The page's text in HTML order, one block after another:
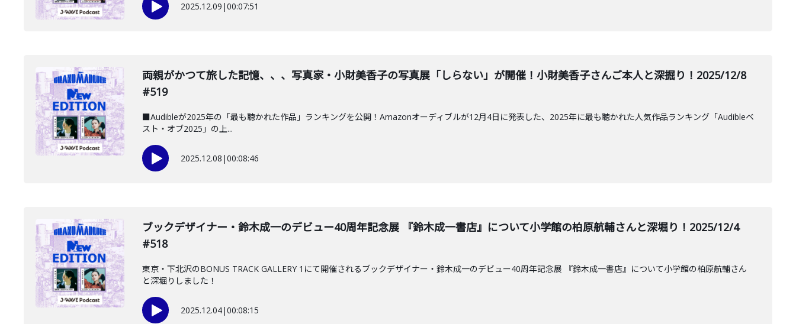
2025.12.09 |00:07:51
️両親がかつて旅した記憶、、、写真家・小財美香子の写真展「しらない」が開催！小財美香子さんご本人と深掘り！2025/12/8
#519
■Audibleが2025年の「最も聴かれた作品」ランキングを公開！Amazonオーディブルが12月4日に発表した、2025年に最も聴かれた人気作品ランキング「Audibleベ
スト・オブ2025」の上...
2025.12.08 |00:08:46
ブックデザイナー・鈴木成一のデビュー40周年記念展 『鈴木成一書店』について小学館の柏原航輔さんと深堀り！2025/12/4
#518
東京・下北沢のBONUS TRACK GALLERY 1にて開催されるブックデザイナー・鈴木成一のデビュー40周年記念展 『鈴木成一書店』について小学館の柏原航輔さん
と深堀りしました！
2025.12.04|00:08:15